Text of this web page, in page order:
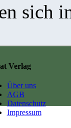
sich
Verlag
Über uns
AGB
Datenschutz
Impressum